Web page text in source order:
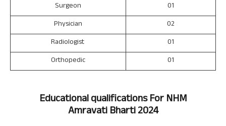
Surgeon
01
Physician
02
Radiologist
01
Orthopedic
01
Educational qualifications ForNHM
AmravatiBharti 2024